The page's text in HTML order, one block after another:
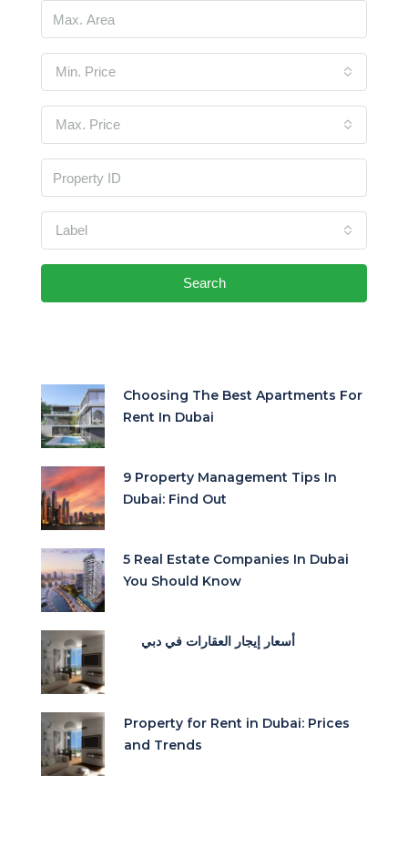
Min. Price
Max. Price
Label
Search
Choosing The Best Apartments For
Rent In Dubai
9 Property Management Tips In
Dubai: Find Out
5 Real Estate Companies In Dubai
You Should Know
أسعار إيجار العقارات في دبي
Property for Rent in Dubai: Prices
and Trends